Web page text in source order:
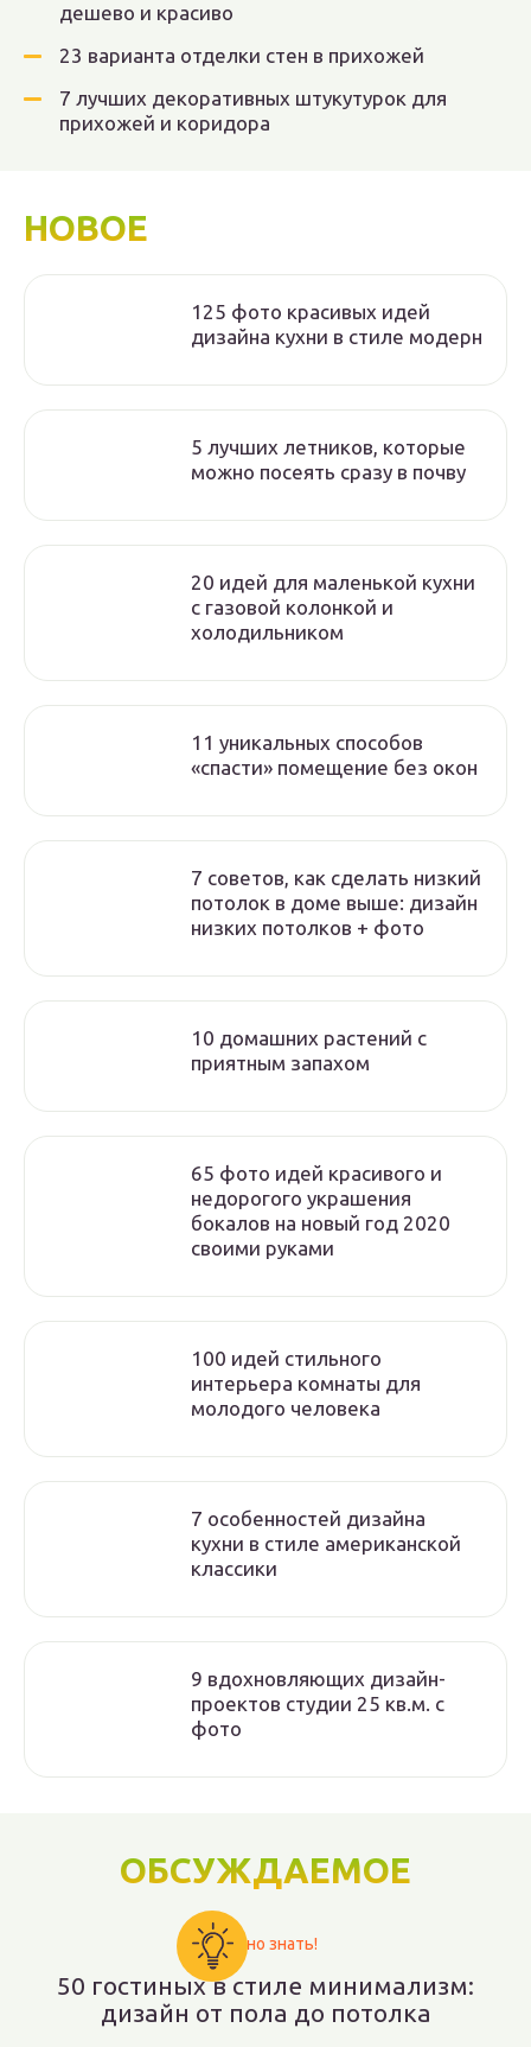
дешево и красиво
23 варианта отделки стен в прихожей
7 лучших декоративных штукутурок для
прихожей и коридора
НОВОЕ
125 фото красивых идей
дизайна кухни в стиле модерн
5 лучших летников, которые
можно посеять сразу в почву
20 идей для маленькой кухни
с газовой колонкой и
холодильником
11 уникальных способов
«спасти» помещение без окон
7 советов, как сделать низкий
потолок в доме выше: дизайн
низких потолков + фото
10 домашних растений с
приятным запахом
65 фото идей красивого и
недорогого украшения
бокалов на новый год 2020
своими руками
100 идей стильного
интерьера комнаты для
молодого человека
7 особенностей дизайна
кухни в стиле американской
классики
9 вдохновляющих дизайн-
проектов студии 25 кв.м. с
фото
ОБСУЖДАЕМОЕ
Важно знать!
50 гостиных в стиле минимализм:
дизайн от пола до потолка